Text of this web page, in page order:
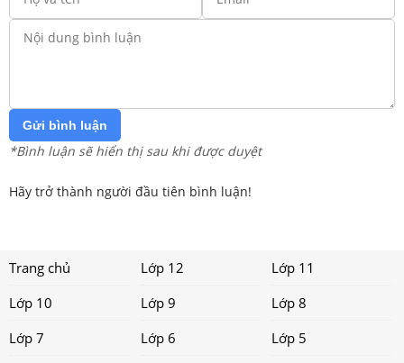
Gửi bình luận
*Bình luận sẽ hiển thị sau khi được duyệt
Hãy trở thành người đầu tiên bình luận!
Trang chủ Lớp 12
Lớp 11
Lớp 10
Lớp 9
Lớp 8
Lớp 7
Lớp 6
Lớp 5